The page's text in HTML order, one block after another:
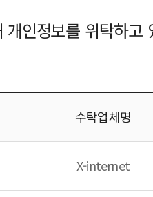
인정보를 위탁하
수탁업체명
X-internet